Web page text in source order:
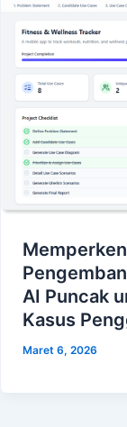
AI Puncak
Kasus
Maret 6, 2026